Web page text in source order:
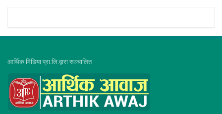
आर्थिक मिडिया प्रा.लि.द्वारा सञ्चालित